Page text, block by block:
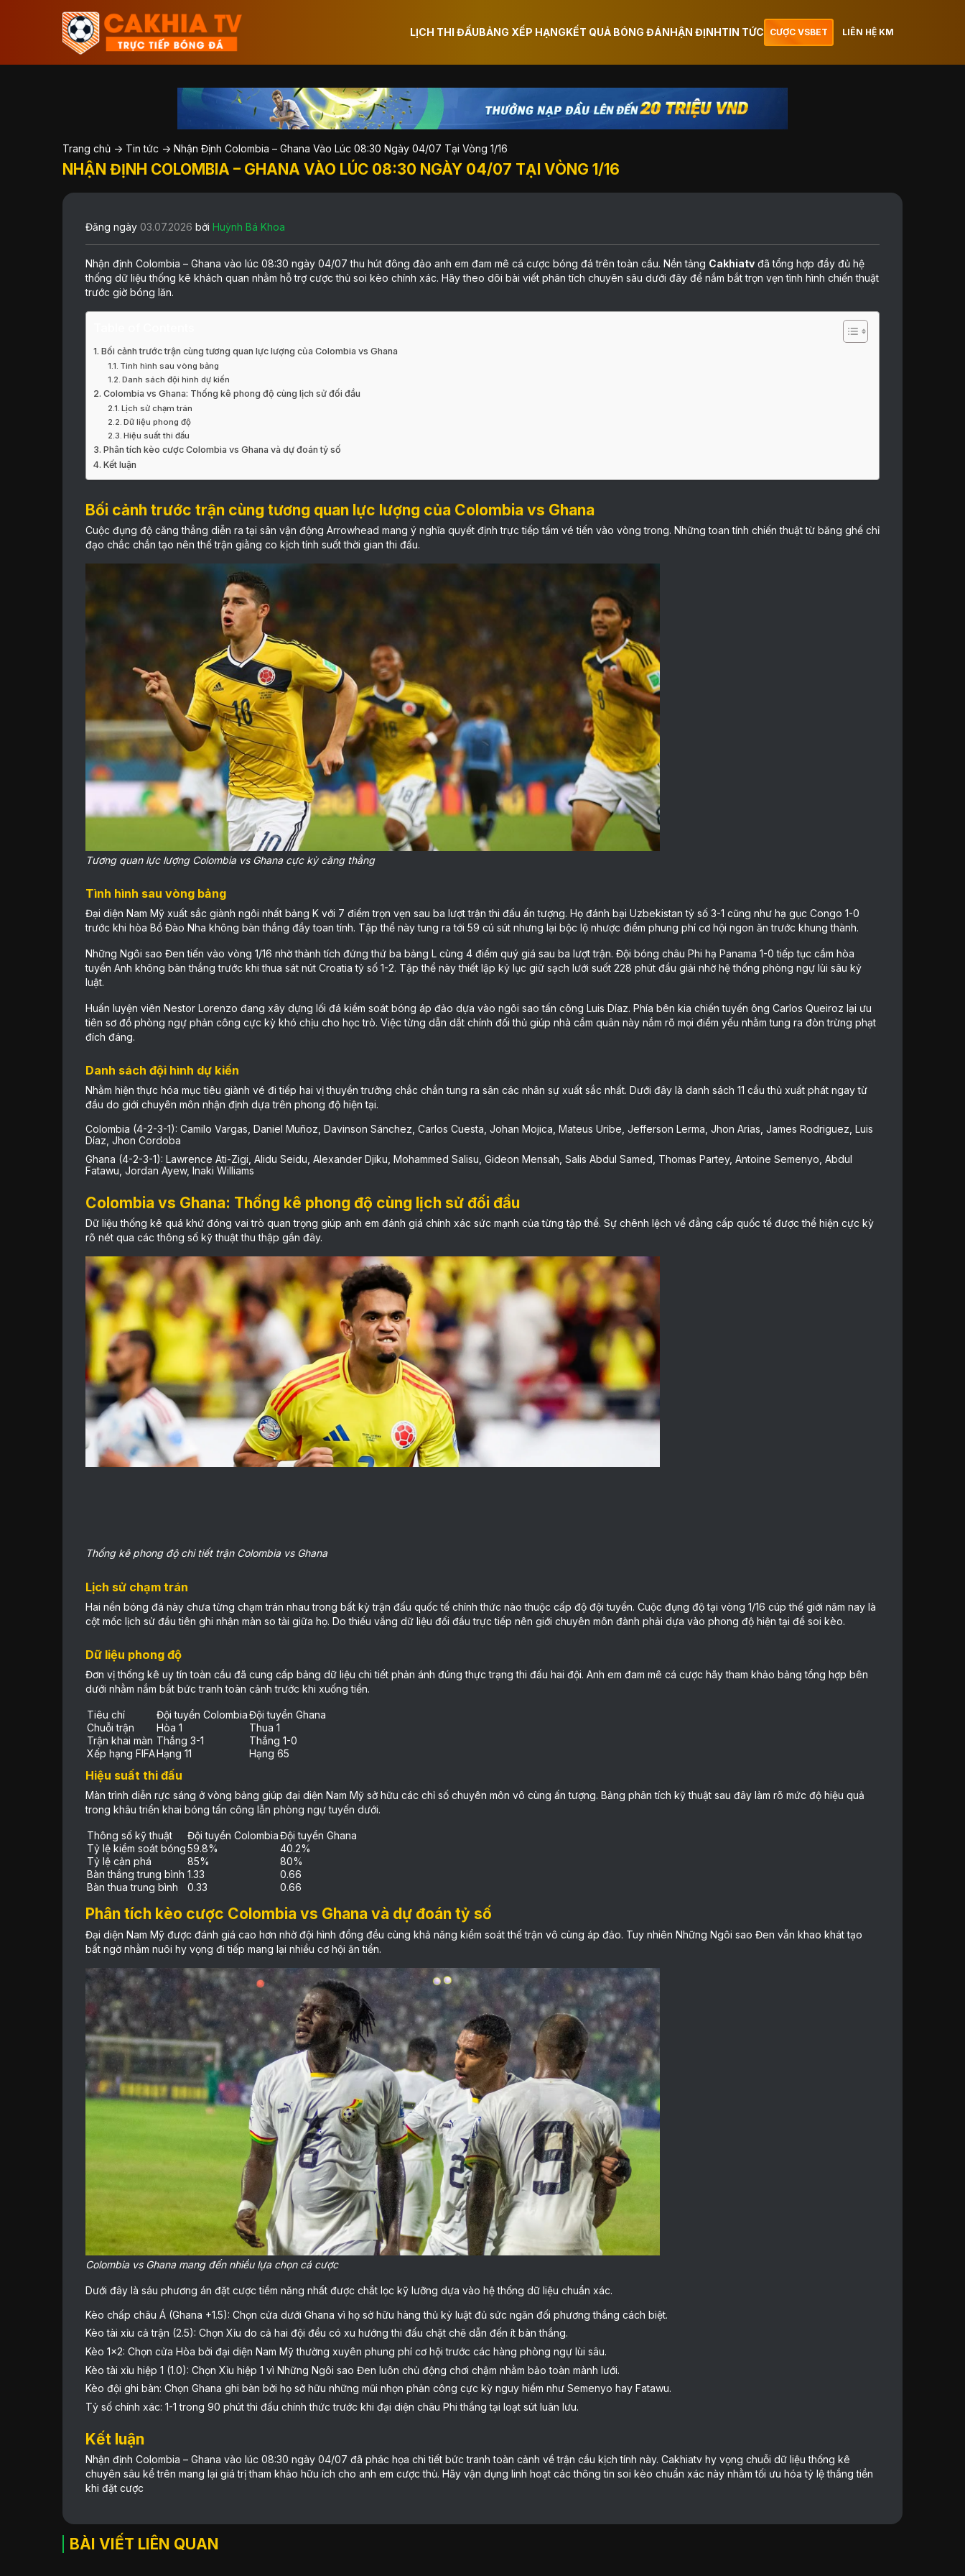
LỊCH THI ĐẤUBẢNG XẾP HẠNGKẾT QUẢ BÓNG ĐÁNHẬN ĐỊNHTIN TỨC CƯỢC VSBET LIÊN HỆ KM
Trang chủ -> Tin tức -> Nhận Định Colombia – Ghana Vào Lúc 08:30 Ngày 04/07 Tại Vòng 1/16
NHẬN ĐỊNH COLOMBIA – GHANA VÀO LÚC 08:30 NGÀY 04/07 TẠI VÒNG 1/16
Đăng ngày 03.07.2026 bởi Huỳnh Bá Khoa
Nhận định Colombia – Ghana vào lúc 08:30 ngày 04/07 thu hút đông đảo anh em đam mê cá cược bóng đá trên toàn cầu. Nền tảng Cakhiatv đã tổng hợp đầy đủ hệ
thống dữ liệu thống kê khách quan nhằm hỗ trợ cược thủ soi kèo chính xác. Hãy theo dõi bài viết phân tích chuyên sâu dưới đây để nắm bắt trọn vẹn tình hình chiến thuật
trước giờ bóng lăn.
Bối cảnh trước trận cùng tương quan lực lượng của Colombia vs Ghana
Tình hình sau vòng bảng
Danh sách đội hình dự kiến
Colombia vs Ghana: Thống kê phong độ cùng lịch sử đối đầu
Lịch sử chạm trán
Dữ liệu phong độ
Hiệu suất thi đấu
Phân tích kèo cược Colombia vs Ghana và dự đoán tỷ số
Kết luận
Bối cảnh trước trận cùng tương quan lực lượng của Colombia vs Ghana
Cuộc đụng độ căng thẳng diễn ra tại sân vận động Arrowhead mang ý nghĩa quyết định trực tiếp tấm vé tiến vào vòng trong. Những toan tính chiến thuật từ băng ghế chỉ
đạo chắc chắn tạo nên thế trận giằng co kịch tính suốt thời gian thi đấu.
Tương quan lực lượng Colombia vs Ghana cực kỳ căng thẳng
Tình hình sau vòng bảng
Đại diện Nam Mỹ xuất sắc giành ngôi nhất bảng K với 7 điểm trọn vẹn sau ba lượt trận thi đấu ấn tượng. Họ đánh bại Uzbekistan tỷ số 3-1 cũng như hạ gục Congo 1-0
trước khi hòa Bồ Đào Nha không bàn thắng đầy toan tính. Tập thể này tung ra tới 59 cú sút nhưng lại bộc lộ nhược điểm phung phí cơ hội ngon ăn trước khung thành.
Những Ngôi sao Đen tiến vào vòng 1/16 nhờ thành tích đứng thứ ba bảng L cùng 4 điểm quý giá sau ba lượt trận. Đội bóng châu Phi hạ Panama 1-0 tiếp tục cầm hòa
tuyển Anh không bàn thắng trước khi thua sát nút Croatia tỷ số 1-2. Tập thể này thiết lập kỷ lục giữ sạch lưới suốt 228 phút đầu giải nhờ hệ thống phòng ngự lùi sâu kỷ
luật.
Huấn luyện viên Nestor Lorenzo đang xây dựng lối đá kiểm soát bóng áp đảo dựa vào ngôi sao tấn công Luis Díaz. Phía bên kia chiến tuyến ông Carlos Queiroz lại ưu
tiên sơ đồ phòng ngự phản công cực kỳ khó chịu cho học trò. Việc từng dẫn dắt chính đối thủ giúp nhà cầm quân này nắm rõ mọi điểm yếu nhằm tung ra đòn trừng phạt
đích đáng.
Danh sách đội hình dự kiến
Nhằm hiện thực hóa mục tiêu giành vé đi tiếp hai vị thuyền trưởng chắc chắn tung ra sân các nhân sự xuất sắc nhất. Dưới đây là danh sách 11 cầu thủ xuất phát ngay từ
đầu do giới chuyên môn nhận định dựa trên phong độ hiện tại.
Colombia (4-2-3-1): Camilo Vargas, Daniel Muñoz, Davinson Sánchez, Carlos Cuesta, Johan Mojica, Mateus Uribe, Jefferson Lerma, Jhon Arias, James Rodriguez, Luis
Díaz, Jhon Cordoba
Ghana (4-2-3-1): Lawrence Ati-Zigi, Alidu Seidu, Alexander Djiku, Mohammed Salisu, Gideon Mensah, Salis Abdul Samed, Thomas Partey, Antoine Semenyo, Abdul
Fatawu, Jordan Ayew, Inaki Williams
Colombia vs Ghana: Thống kê phong độ cùng lịch sử đối đầu
Dữ liệu thống kê quá khứ đóng vai trò quan trọng giúp anh em đánh giá chính xác sức mạnh của từng tập thể. Sự chênh lệch về đẳng cấp quốc tế được thể hiện cực kỳ
rõ nét qua các thông số kỹ thuật thu thập gần đây.
Thống kê phong độ chi tiết trận Colombia vs Ghana
Lịch sử chạm trán
Hai nền bóng đá này chưa từng chạm trán nhau trong bất kỳ trận đấu quốc tế chính thức nào thuộc cấp độ đội tuyển. Cuộc đụng độ tại vòng 1/16 cúp thế giới năm nay là
cột mốc lịch sử đầu tiên ghi nhận màn so tài giữa họ. Do thiếu vắng dữ liệu đối đầu trực tiếp nên giới chuyên môn đành phải dựa vào phong độ hiện tại để soi kèo.
Dữ liệu phong độ
Đơn vị thống kê uy tín toàn cầu đã cung cấp bảng dữ liệu chi tiết phản ánh đúng thực trạng thi đấu hai đội. Anh em đam mê cá cược hãy tham khảo bảng tổng hợp bên
dưới nhằm nắm bắt bức tranh toàn cảnh trước khi xuống tiền.
Tiêu chí Đội tuyển ColombiaĐội tuyển Ghana
Chuỗi trận
Hòa 1
Thua 1
Trận khai màn Thắng 3-1
Thắng 1-0
Xếp hạng FIFAHạng 11 Hạng 65
Hiệu suất thi đấu
Màn trình diễn rực sáng ở vòng bảng giúp đại diện Nam Mỹ sở hữu các chỉ số chuyên môn vô cùng ấn tượng. Bảng phân tích kỹ thuật sau đây làm rõ mức độ hiệu quả
trong khâu triển khai bóng tấn công lẫn phòng ngự tuyến dưới.
Thông số kỹ thuật Đội tuyển ColombiaĐội tuyển Ghana
Tỷ lệ kiểm soát bóng59.8%
40.2%
Tỷ lệ cản phá
85%
80%
Bàn thắng trung bình 1.33
0.66
Bàn thua trung bình
0.33 0.66
Phân tích kèo cược Colombia vs Ghana và dự đoán tỷ số
Đại diện Nam Mỹ được đánh giá cao hơn nhờ đội hình đồng đều cùng khả năng kiểm soát thế trận vô cùng áp đảo. Tuy nhiên Những Ngôi sao Đen vẫn khao khát tạo
bất ngờ nhằm nuôi hy vọng đi tiếp mang lại nhiều cơ hội ăn tiền.
Colombia vs Ghana mang đến nhiều lựa chọn cá cược
Dưới đây là sáu phương án đặt cược tiềm năng nhất được chắt lọc kỹ lưỡng dựa vào hệ thống dữ liệu chuẩn xác.
Kèo chấp châu Á (Ghana +1.5): Chọn cửa dưới Ghana vì họ sở hữu hàng thủ kỷ luật đủ sức ngăn đối phương thắng cách biệt.
Kèo tài xỉu cả trận (2.5): Chọn Xỉu do cả hai đội đều có xu hướng thi đấu chặt chẽ dẫn đến ít bàn thắng.
Kèo 1×2: Chọn cửa Hòa bởi đại diện Nam Mỹ thường xuyên phung phí cơ hội trước các hàng phòng ngự lùi sâu.
Kèo tài xỉu hiệp 1 (1.0): Chọn Xỉu hiệp 1 vì Những Ngôi sao Đen luôn chủ động chơi chậm nhằm bảo toàn mành lưới.
Kèo đội ghi bàn: Chọn Ghana ghi bàn bởi họ sở hữu những mũi nhọn phản công cực kỳ nguy hiểm như Semenyo hay Fatawu.
Tỷ số chính xác: 1-1 trong 90 phút thi đấu chính thức trước khi đại diện châu Phi thắng tại loạt sút luân lưu.
Kết luận
Nhận định Colombia – Ghana vào lúc 08:30 ngày 04/07 đã phác họa chi tiết bức tranh toàn cảnh về trận cầu kịch tính này. Cakhiatv hy vọng chuỗi dữ liệu thống kê
chuyên sâu kể trên mang lại giá trị tham khảo hữu ích cho anh em cược thủ. Hãy vận dụng linh hoạt các thông tin soi kèo chuẩn xác này nhằm tối ưu hóa tỷ lệ thắng tiền
khi đặt cược
BÀI VIẾT LIÊN QUAN